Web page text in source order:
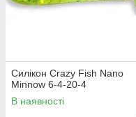
Силікон Crazy Fish Nano
Minnow 6-4-20-4
В наявності